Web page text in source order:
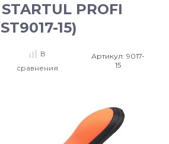
PROFI
15)
В
сравнения
Артикул: 9017-
15